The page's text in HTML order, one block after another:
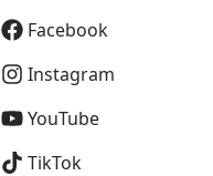
Facebook
Instagram
YouTube
TikTok